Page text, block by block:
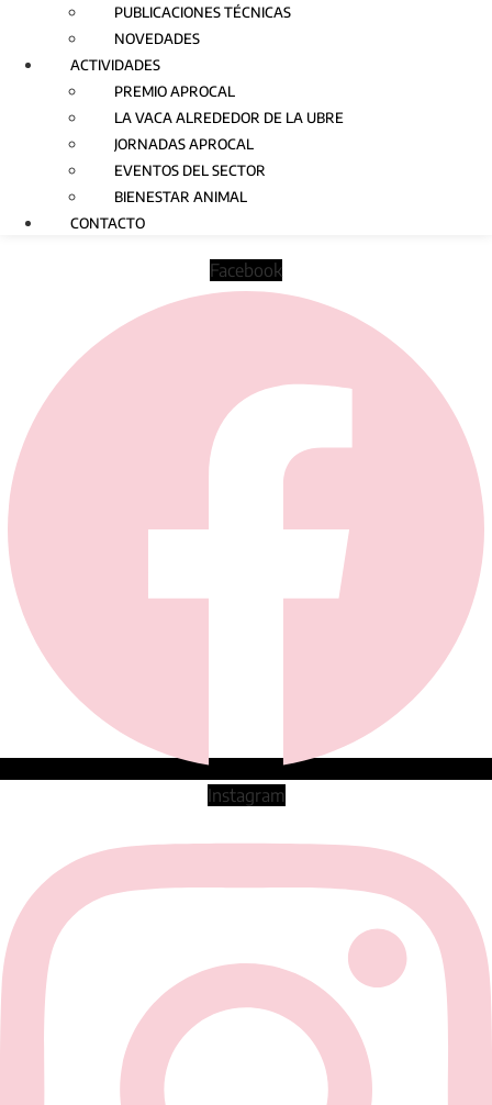
PUBLICACIONES TÉCNICAS
NOVEDADES
ACTIVIDADES
PREMIO APROCAL
LA VACA ALREDEDOR DE LA UBRE
JORNADAS APROCAL
EVENTOS DEL SECTOR
BIENESTAR ANIMAL
CONTACTO
Facebook
Instagram